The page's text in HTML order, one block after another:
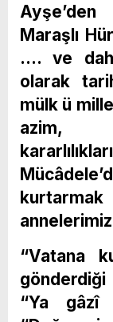
Maraşlı
…. ve
olarak
mülk ü
azim,
“Vatana
gönderdiği
“Ya